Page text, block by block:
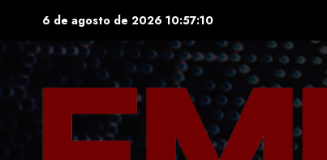
content
6 de agosto de 2026 10:57:11